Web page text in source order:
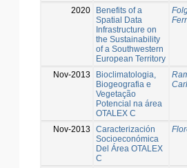
2020
Benefits of a
Spatial Data
Infrastructure on
the Sustainability
of a Southwestern
European Territory
Nov-2013
Bioclimatologia,
Biogeografia e
Vegetação
Potencial na área
OTALEX C
Nov-2013
Caracterización
Socioeconómica
Del Área OTALEX
C